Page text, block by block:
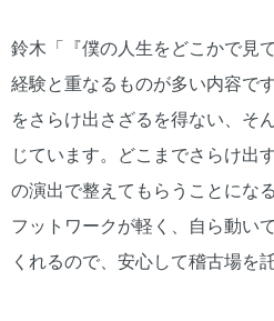
鈴木「『僕の人生をどこかで見
経験と重なるものが多い内容で
をさらけ出さざるを得ない、そ
じています。どこまでさらけ出
の演出で整えてもらうことにな
フットワークが軽く、自ら動い
くれるので、安心して稽古場を